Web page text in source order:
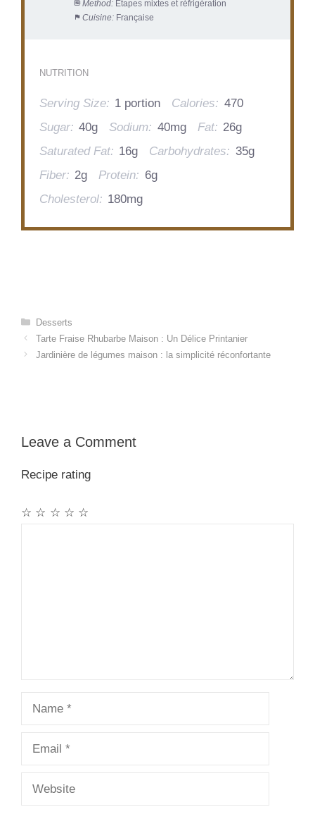
Method: Étapes mixtes et réfrigération
Cuisine: Française
NUTRITION
Serving Size: 1 portion Calories: 470
Sugar: 40g Sodium: 40mg Fat: 26g
Saturated Fat: 16g Carbohydrates: 35g
Fiber: 2g Protein: 6g
Cholesterol: 180mg
Categories
Desserts
Tarte Fraise Rhubarbe Maison : Un Délice Printanier
Jardinière de légumes maison : la simplicité réconfortante
Leave a Comment
Recipe rating
☆
☆
☆
☆
☆